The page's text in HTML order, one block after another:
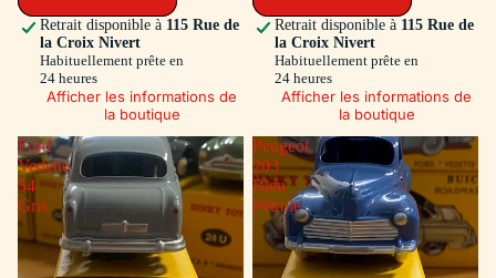
Retrait disponible à 115 Rue de
la Croix Nivert
Habituellement prête en
24 heures
Afficher les informations de
la boutique
Retrait disponible à 115 Rue de
la Croix Nivert
Habituellement prête en
24 heures
Afficher les informations de
la boutique
Ford
Vedette
54
Gris
Peugeot
203
Bleu
Pétrole